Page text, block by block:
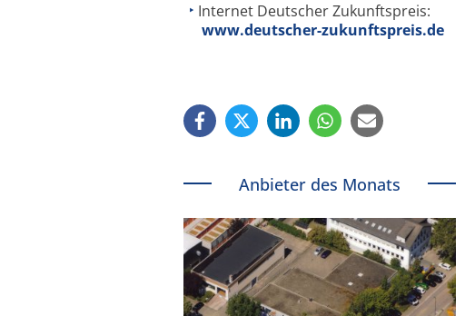
Internet Deutscher Zukunftspreis:
www.deutscher-zukunftspreis.de
Anbieter des Monats